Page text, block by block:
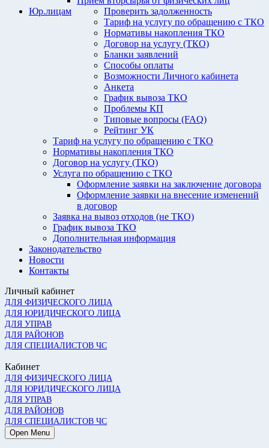
Проверить задолженность
Тариф на услугу по обращению с ТКО
Нормативы накопления ТКО
Договор на услугу (ТКО)
Бланки заявлений
Способы оплаты
Возможности Личного кабинета
Анкета
График вывоза ТКО
Проблемы КП
Типовые вопросы (FAQ)
Рейтинг УК
Юр.лицам
Тариф на услугу по обращению с ТКО
Нормативы накопления ТКО
Договор на услугу (ТКО)
Услуга по обращению с ТКО
Оформление заявки на заключение договора
Оформление заявки на внесение изменений
в договор
Заявка на вывоз отходов (не ТКО)
График вывоза ТКО
Дополнительная информация
Законодательство
Новости
Контакты
Личный кабинет
ДЛЯ ФИЗИЧЕСКОГО ЛИЦА
ДЛЯ ЮРИДИЧЕСКОГО ЛИЦА
ДЛЯ УПРАВ
ДЛЯ РАЙОНОВ
ДЛЯ СПЕЦИАЛИСТОВ ЧС
Кабинет
ДЛЯ ФИЗИЧЕСКОГО ЛИЦА
ДЛЯ ЮРИДИЧЕСКОГО ЛИЦА
ДЛЯ УПРАВ
ДЛЯ РАЙОНОВ
ДЛЯ СПЕЦИАЛИСТОВ ЧС
Open Menu